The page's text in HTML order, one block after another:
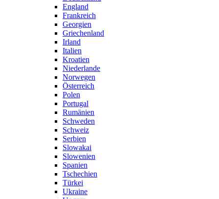
England
Frankreich
Georgien
Griechenland
Irland
Italien
Kroatien
Niederlande
Norwegen
Österreich
Polen
Portugal
Rumänien
Schweden
Schweiz
Serbien
Slowakai
Slowenien
Spanien
Tschechien
Türkei
Ukraine